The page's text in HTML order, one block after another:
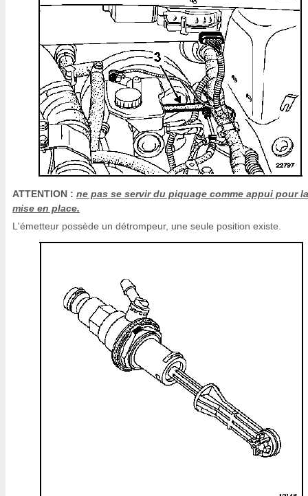
ATTENTION : ne pas se servir du piquage comme appui pour la
mise en place.
L'émetteur possède un détrompeur, une seule position existe.